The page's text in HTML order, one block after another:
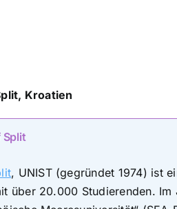
, Kroatien
Split
, UNIST (gegründet 1974) ist
über 20.000 Studierenden.